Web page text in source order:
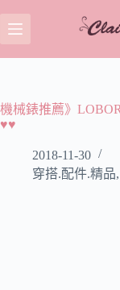
至
主
容
機械錶推薦》
♥♥
2018-11-30
穿搭.配件.精品,